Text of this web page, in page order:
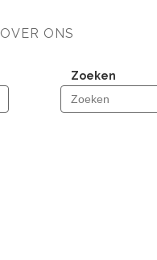
OVER ONS
Zoeken